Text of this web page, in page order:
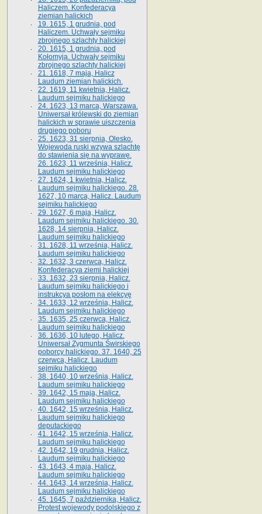
Haliczem. Konfederacya
ziemian halickich
19. 1615, 1 grudnia, pod
Haliczem. Uchwały sejmiku
zbrojnego szlachty halickiej
20. 1615, 1 grudnia, pod
Kołomyją. Uchwały sejmiku
zbrojnego szlachty halickiej
21. 1618, 7 maja, Halicz
Laudum ziemian halickich.
22. 1619, 11 kwietnia, Halicz.
Laudum sejmiku halickiego
24. 1623, 13 marca, Warszawa.
Uniwersał królewski do ziemian
halickich w sprawie uiszczenia
drugiego poboru
25. 1623, 31 sierpnia, Olesko.
Wojewoda ruski wzywa szlachtę
do stawienia się na wyprawę.
26. 1623, 11 września, Halicz.
Laudum sejmiku halickiego
27. 1624, 1 kwietnia, Halicz.
Laudum sejmiku halickiego. 28.
1627, 10 marca, Halicz. Laudum
sejmiku halickiego
29. 1627, 6 maja, Halicz.
Laudum sejmiku halickiego. 30.
1628, 14 sierpnia, Halicz.
Laudum sejmiku halickiego
31. 1628, 11 września, Halicz.
Laudum sejmiku halickiego
32. 1632, 3 czerwca, Halicz.
Konfederacya ziemi halickiej
33. 1632, 23 sierpnia, Halicz.
Laudum sejmiku halickiego i
instrukcya posłom na elekcyę
34. 1633, 12 września, Halicz.
Laudum sejmiku halickiego
35. 1635, 25 czerwca, Halicz.
Laudum sejmiku halickiego
36. 1636, 10 lutego, Halicz.
Uniwersał Zygmunta Świrskiego
poborcy halickiego. 37. 1640, 25
czerwca, Halicz. Laudum
sejmiku halickiego
38. 1640, 10 września, Halicz.
Laudum sejmiku halickiego
39. 1642, 15 maja, Halicz.
Laudum sejmiku halickiego
40. 1642, 15 września, Halicz.
Laudum sejmiku halickiego
deputackiego
41. 1642, 15 września, Halicz.
Laudum sejmiku halickiego
42. 1642, 19 grudnia, Halicz.
Laudum sejmiku halickiego
43. 1643, 4 maja, Halicz.
Laudum sejmiku halickiego
44. 1643, 14 września, Halicz.
Laudum sejmiku halickiego
45. 1645, 7 października, Halicz.
Protest wojewody podolskiego z